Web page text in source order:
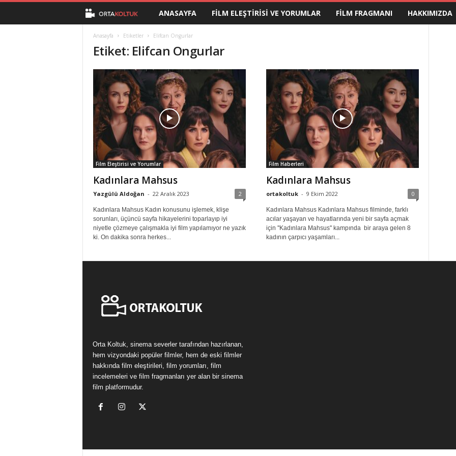
t
a
o
l
t
u
k
ANASAYFA FILM ELEŞTIRISI VE YORUMLAR FILM FRAGMANI HAKKIMIZDA
Anasayfa Etiketler Elifcan Ongurlar
Etiket: Elifcan Ongurlar
Film Eleştirisi ve Yorumlar
Kadınlara Mahsus
Yazgülü Aldoğan - 22 Aralık 2023 2
Kadınlara Mahsus Kadın konusunu işlemek, klişe
sorunları, üçüncü sayfa hikayelerini toparlayıp iyi
niyetle çözmeye çalışmakla iyi film yapılamıyor ne yazık
ki. On dakika sonra herkes...
Film Haberleri
Kadınlara Mahsus
ortakoltuk - 9 Ekim 2022 0
Kadınlara Mahsus Kadınlara Mahsus filminde, farklı
acılar yaşayan ve hayatlarında yeni bir sayfa açmak
için ''Kadınlara Mahsus'' kampında bir araya gelen 8
kadının çarpıcı yaşamları...
Orta Koltuk, sinema severler tarafından hazırlanan,
hem vizyondaki popüler filmler, hem de eski filmler
hakkında film eleştirileri, film yorumları, film
incelemeleri ve film fragmanları yer alan bir sinema
film platformudur.